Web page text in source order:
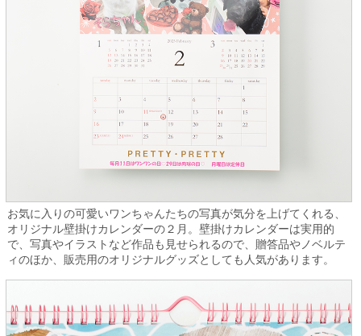
お気に入りの可愛いワンちゃんたちの写真が気分を上げてくれる、
オリジナル壁掛けカレンダーの２月。壁掛けカレンダーは実用的
で、写真やイラストなど作品も見せられるので、贈答品やノベルテ
ィのほか、販売用のオリジナルグッズとしても人気があります。